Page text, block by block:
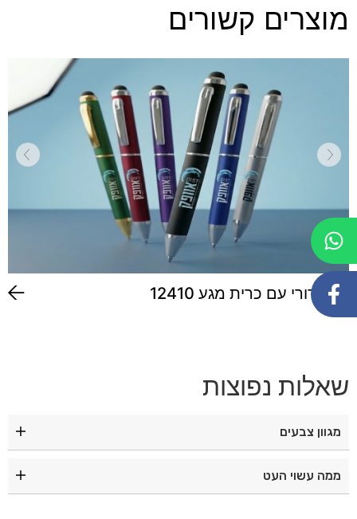
מוצרים קשורים
עט כדורי עם כרית מגע 12410
שאלות נפוצות
מגוון צבעים
ממה עשוי העט